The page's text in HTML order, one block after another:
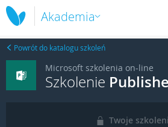
Akademia
Powrót do katalogu szkoleń
Microsoft szkolenia on-line
Szkolenie
Twoje